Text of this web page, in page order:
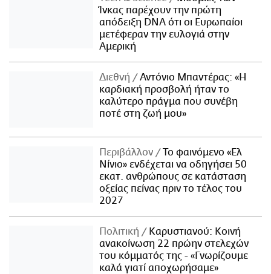
Ίνκας παρέχουν την πρώτη
απόδειξη DNA ότι οι Ευρωπαίοι
μετέφεραν την ευλογιά στην
Αμερική
Διεθνή
Αντόνιο Μπαντέρας: «Η
καρδιακή προσβολή ήταν το
καλύτερο πράγμα που συνέβη
ποτέ στη ζωή μου»
Περιβάλλον
Το φαινόμενο «Ελ
Νίνιο» ενδέχεται να οδηγήσει 50
εκατ. ανθρώπους σε κατάσταση
οξείας πείνας πριν το τέλος του
2027
Πολιτική
Καρυστιανού: Κοινή
ανακοίνωση 22 πρώην στελεχών
του κόμματός της - «Γνωρίζουμε
καλά γιατί αποχωρήσαμε»